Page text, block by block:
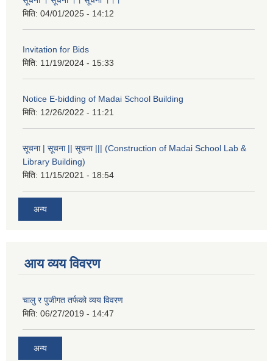
मिति: 04/01/2025 - 14:12
Invitation for Bids
मिति: 11/19/2024 - 15:33
Notice E-bidding of Madai School Building
मिति: 12/26/2022 - 11:21
सूचना | सूचना || सूचना ||| (Construction of Madai School Lab &
Library Building)
मिति: 11/15/2021 - 18:54
अन्य
आय व्यय विवरण
चालु र पुजीगत तर्फको व्यय विवरण
मिति: 06/27/2019 - 14:47
अन्य